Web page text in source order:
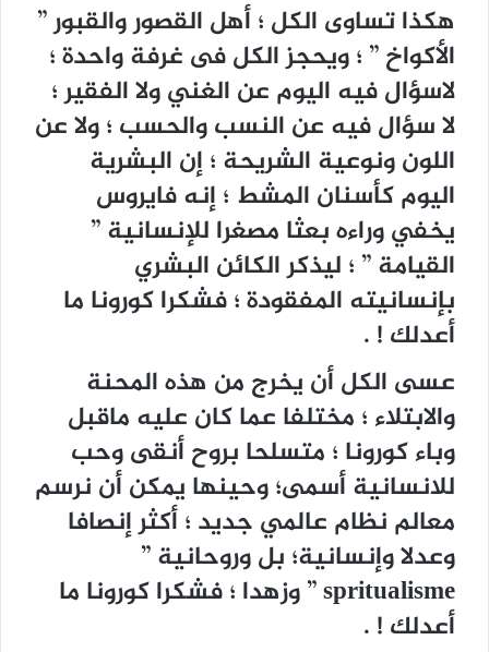
هكذا تساوى الكل ؛ أهل القصور والقبور ”
الأكواخ ” ؛ ويحجز الكل فى غرفة واحدة ؛
لاسؤال فيه اليوم عن الغني ولا الفقير ؛
لا سؤال فيه عن النسب والحسب ؛ ولا عن
اللون ونوعية الشريحة ؛ إن البشرية
اليوم كأسنان المشط ؛ إنه فايروس
يخفي وراءه بعثا مصغرا للإنسانية ”
القيامة ” ؛ ليذكر الكائن البشري
بإنسانيته المفقودة ؛ فشكرا كورونا ما
أعدلك ! .
عسى الكل أن يخرج من هذه المحنة
والابتلاء ؛ مختلفا عما كان عليه ماقبل
وباء كورونا ؛ متسلحا بروح أنقى وحب
للانسانية أسمى؛ وحينها يمكن أن نرسم
معالم نظام عالمي جديد ؛ أكثر إنصافا
وعدلا وإنسانية؛ بل وروحانية ”
spritualisme ” وزهدا ؛ فشكرا كورونا ما
أعدلك ! .